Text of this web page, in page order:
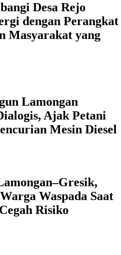
Desa Rejo
dengan Perangkat
Masyarakat yang
Lamongan
Ajak Petani
Mesin Diesel
Waspada Saat
Risiko